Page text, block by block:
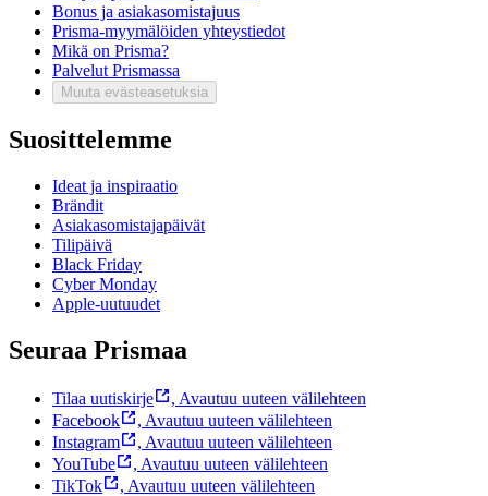
Bonus ja asiakasomistajuus
Prisma-myymälöiden yhteystiedot
Mikä on Prisma?
Palvelut Prismassa
Muuta evästeasetuksia
Suosittelemme
Ideat ja inspiraatio
Brändit
Asiakasomistajapäivät
Tilipäivä
Black Friday
Cyber Monday
Apple-uutuudet
Seuraa Prismaa
Tilaa uutiskirje , Avautuu uuteen välilehteen
Facebook
, Avautuu uuteen välilehteen
Instagram
, Avautuu uuteen välilehteen
YouTube
, Avautuu uuteen välilehteen
TikTok
, Avautuu uuteen välilehteen